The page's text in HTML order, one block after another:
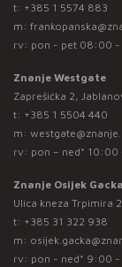
t: +385 1 5574 883
m:
rv: pon - pet 08:00
Znanje Westgate
Zaprešićka 2,
t: +385 1 5504 440
m:
rv: pon – ned* 10:00
Znanje Osijek Gacka
Ulica kneza Trpimira
t: +385 31 322 938
m:
rv: pon - ned* 9:00 -